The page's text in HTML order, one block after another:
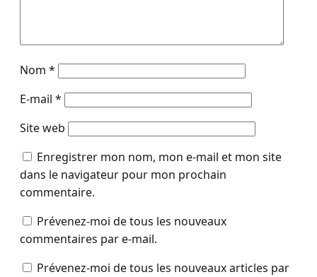
Nom *
E-mail *
Site web
Enregistrer mon nom, mon e-mail et mon site
dans le navigateur pour mon prochain
commentaire.
Prévenez-moi de tous les nouveaux
commentaires par e-mail.
Prévenez-moi de tous les nouveaux articles par